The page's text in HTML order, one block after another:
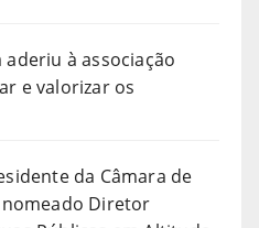
à associação
e valorizar os
da Câmara de
Diretor